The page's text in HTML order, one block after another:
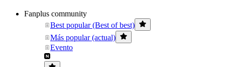
Fanplus community
Best popular (Best of best)
Más popular (actual)
Evento